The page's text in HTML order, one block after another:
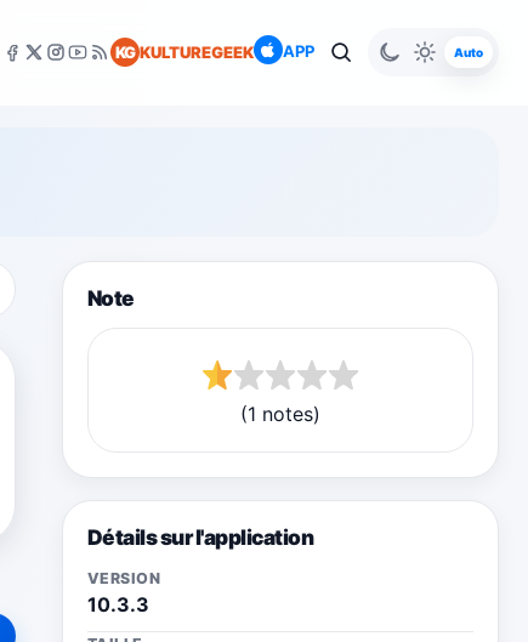
KG KULTUREGEEK APP Auto
Note
(1 notes)
Détails sur l'application
VERSION
10.3.3